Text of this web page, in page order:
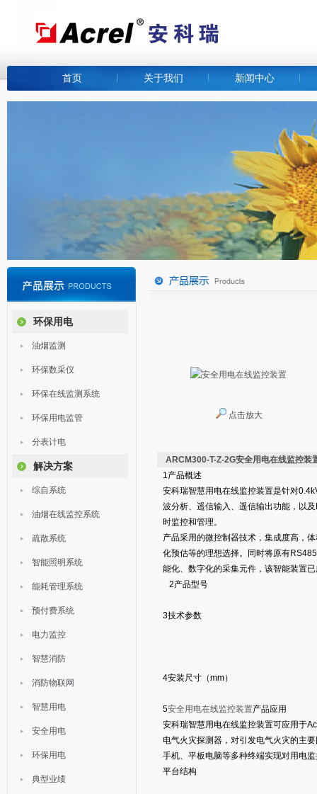
首页 关于我们 新闻中心
环保用电
油烟监测
环保数采仪
环保在线监测系统
环保用电监管
分表计电
解决方案
综自系统
油烟在线监控系统
疏散系统
智能照明系统
能耗管理系统
预付费系统
电力监控
智慧消防
消防物联网
智慧用电
安全用电
环保用电
典型业绩
点击放大
ARCM300-T-Z-2G安全用电在线监控装
1产品概述
安科瑞智慧用电在线监控装置是针对
波分析、遥信输入、遥信输出功能，以
时监控和管理。
产品采用的微控制器技术，集成度高，
化预估等的理想选择。同时将原有
能化、数字化的采集元件，该智能装置
2产品型号
3技术参数
4安装尺寸（mm）
5安全用电在线监控装置产品应用
安科瑞智慧用电在线监控装置可应用于
电气火灾探测器，对引发电气火灾的主
手机、平板电脑等多种终端实现对用电
平台结构